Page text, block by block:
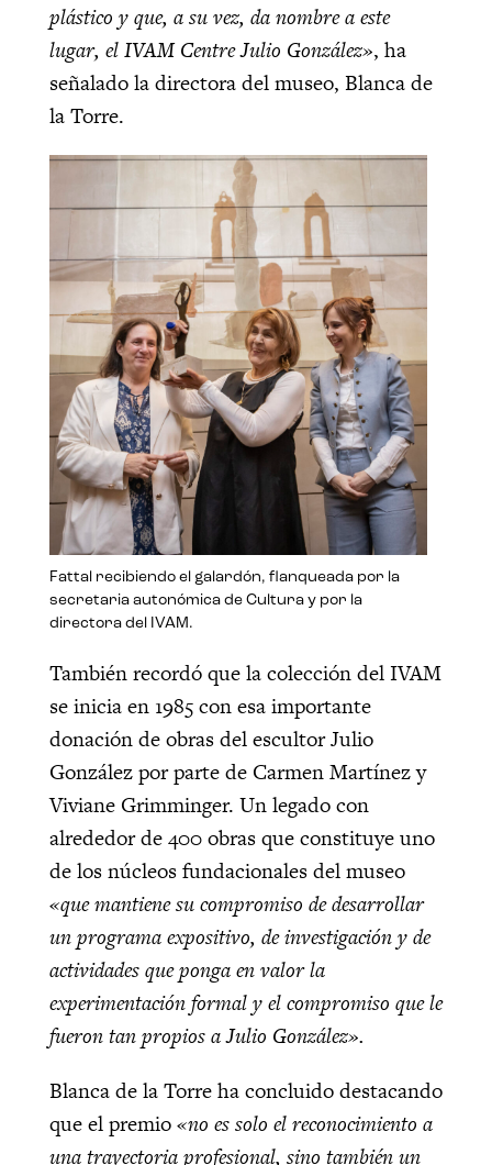
plástico y que, a su vez, da nombre a este
lugar, el IVAM Centre Julio González», ha
señalado la directora del museo, Blanca de
la Torre.
Fattal recibiendo el galardón, flanqueada por la
secretaria autonómica de Cultura y por la
directora del IVAM.
También recordó que la colección del IVAM
se inicia en 1985 con esa importante
donación de obras del escultor Julio
González por parte de Carmen Martínez y
Viviane Grimminger. Un legado con
alrededor de 400 obras que constituye uno
de los núcleos fundacionales del museo
«que mantiene su compromiso de desarrollar
un programa expositivo, de investigación y de
actividades que ponga en valor la
experimentación formal y el compromiso que le
fueron tan propios a Julio González».
Blanca de la Torre ha concluido destacando
que el premio«no es solo el reconocimiento a
una trayectoria profesional, sino también un